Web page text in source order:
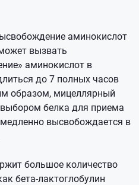
аминокислот
вызвать
аминокислот в
до 7 полных часов
образом, мицеллярный
белка для приема
высвобождается в
большое количество
бета-лактоглобулин